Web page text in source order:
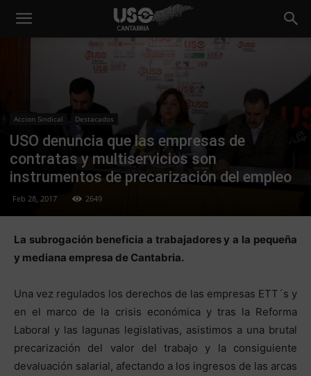
Accion Sindical Destacados
USO denuncia que las empresas de
contratas y multiservicios son
instrumentos de precarización del empleo
Feb 28, 2017 2649
La subrogación beneficia a trabajadores y a la pequeña
y mediana empresa de Cantabria.
Una vez regulados los derechos de las empresas ETT´s y
en el marco de la crisis económica y tras la Reforma
Laboral y las lagunas legislativas, asistimos a una brutal
precarización del valor del trabajo y la consiguiente
devaluación salarial, afectando a los ingresos de las arcas